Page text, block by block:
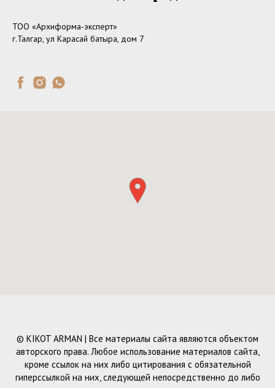
ТОО «Архиформа-эксперт»
г.Талгар, ул Карасай батыра, дом 7
© KIKOT ARMAN | Все материалы сайта являются объектом
авторского права. Любое использование материалов сайта,
кроме ссылок на них либо цитирования с обязательной
гиперссылкой на них, следующей непосредственно до либо